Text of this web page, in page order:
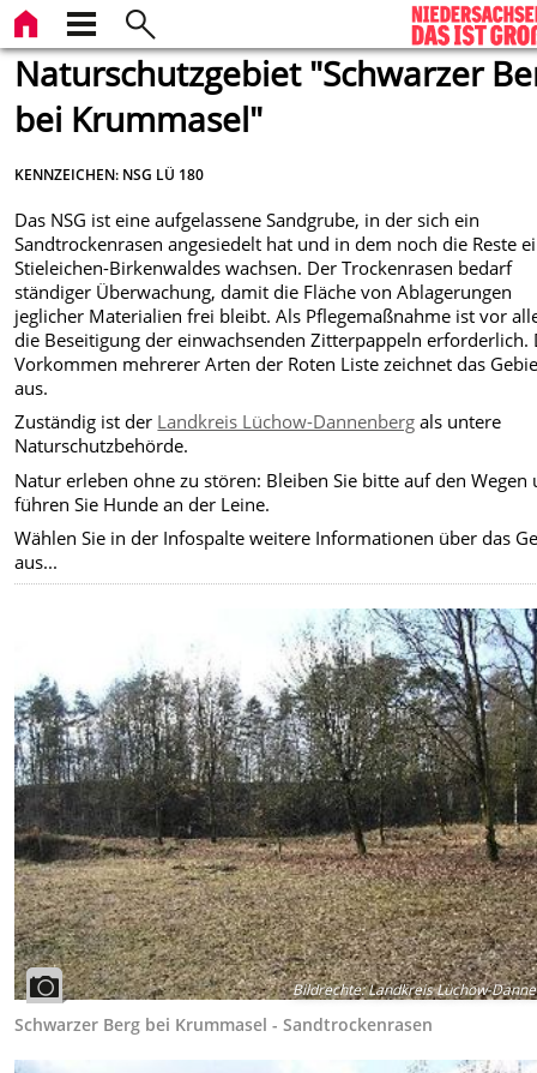
Naturschutzgebiet "Schwarzer
bei Krummasel"
KENNZEICHEN: NSG LÜ 180
Das NSG ist eine aufgelassene Sandgrube, in der sich ein
Sandtrockenrasen angesiedelt hat und in dem noch die Reste
Stieleichen-Birkenwaldes wachsen. Der Trockenrasen bedarf
ständiger Überwachung, damit die Fläche von Ablagerungen
jeglicher Materialien frei bleibt. Als Pflegemaßnahme ist vor
die Beseitigung der einwachsenden Zitterpappeln erforderlich.
Vorkommen mehrerer Arten der Roten Liste zeichnet das
aus.
Zuständig ist der Landkreis Lüchow-Dannenberg als untere
Naturschutzbehörde.
Natur erleben ohne zu stören: Bleiben Sie bitte auf den Wegen
führen Sie Hunde an der Leine.
Wählen Sie in der Infospalte weitere Informationen über das
aus...
Bildrechte:Landkreis Lüchow-
Schwarzer Berg bei Krummasel - Sandtrockenrasen